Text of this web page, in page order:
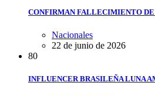
CONFIRMAN FALLECIMIENTO
Nacionales
22 de junio de 2026
80
INFLUENCER BRASILEÑA LUNA